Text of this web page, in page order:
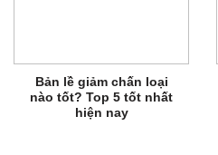
Bản lề giảm chấn loại
nào tốt? Top 5 tốt nhất
hiện nay